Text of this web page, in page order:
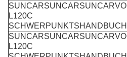
L120C
SCHWERPUNKTSHANDBUCH
L120C